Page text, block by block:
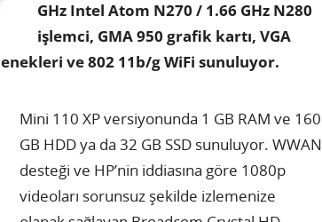
GHz Intel Atom N270 / 1.66 GHz N280
işlemci, GMA 950 grafik kartı, VGA
ve 802 11b/g WiFi sunuluyor.
Mini 110 XP versiyonunda 1 GB RAM ve 160
GB HDD ya da 32 GB SSD sunuluyor. WWAN
desteği ve HP’nin iddiasına göre 1080p
videoları sorunsuz şekilde izlemenize